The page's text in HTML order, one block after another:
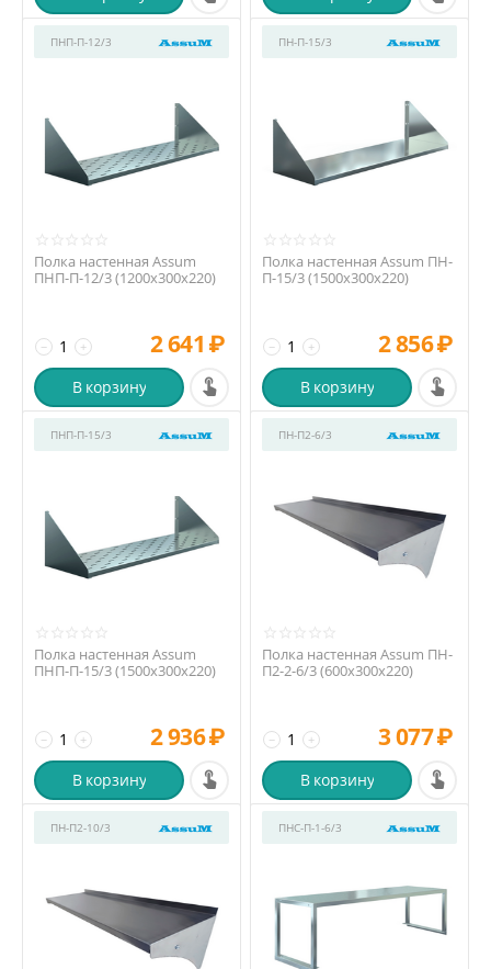
ПНП-П-12/3
Полка настенная Assum
ПНП-П-12/3 (1200х300х220)
+
− 2 641 ₽
В корзину
ПН-П-15/3
Полка настенная Assum ПН-
П-15/3 (1500х300х220)
+
− 2 856₽
В корзину
ПНП-П-15/3
Полка настенная Assum
ПНП-П-15/3 (1500х300х220)
+
− 2 936₽
В корзину
ПН-П2-6/3
Полка настенная Assum ПН-
П2-2-6/3 (600х300х220)
+
− 3 077₽
В корзину
ПН-П2-10/3 ПНС-П-1-6/3